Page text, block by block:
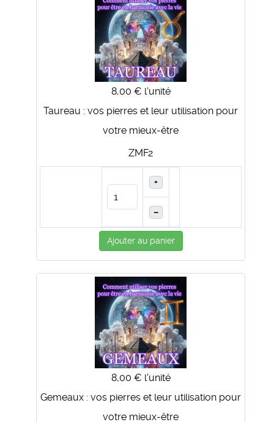
8,00 € l'unité
Taureau : vos pierres et leur utilisation pour
votre mieux-être
ZMF2
+
–
Ajouter au panier
8,00 € l'unité
Gemeaux : vos pierres et leur utilisation pour
votre mieux-être